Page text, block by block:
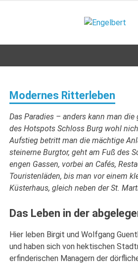
Modernes Ritterleben
Das Paradies – anders kann man
des Hotspots Schloss Burg wohl
Aufstieg betritt man die mächtige
steinerne Burgtor, geht am Fuß des
engen Gassen, vorbei an Cafés,
Touristenläden, bis man vor einem
Küsterhaus, gleich neben der St.
Das Leben in der
Hier leben Birgit und Wolfgang
und haben sich von hektischen
erfinderischen Managern der